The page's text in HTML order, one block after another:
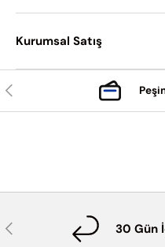
Kurumsal Satış
Önceki
Önceki 30 Gün